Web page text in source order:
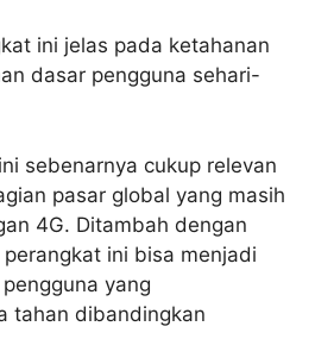
ini jelas pada ketahanan
dasar pengguna sehari-
sebenarnya cukup relevan
pasar global yang masih
4G. Ditambah dengan
ini bisa menjadi
yang
tahan dibandingkan